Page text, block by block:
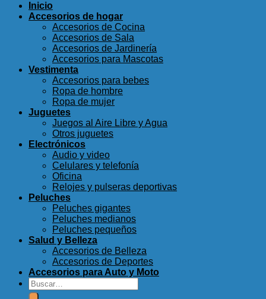
Inicio
Accesorios de hogar
Accesorios de Cocina
Accesorios de Sala
Accesorios de Jardinería
Accesorios para Mascotas
Vestimenta
Accesorios para bebes
Ropa de hombre
Ropa de mujer
Juguetes
Juegos al Aire Libre y Agua
Otros juguetes
Electrónicos
Audio y video
Celulares y telefonía
Oficina
Relojes y pulseras deportivas
Peluches
Peluches gigantes
Peluches medianos
Peluches pequeños
Salud y Belleza
Accesorios de Belleza
Accesorios de Deportes
Accesorios para Auto y Moto
Buscar
por: